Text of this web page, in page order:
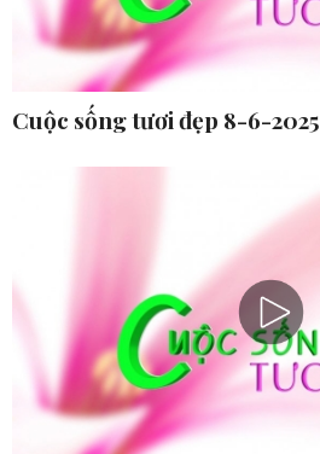
Cuộc sống tươi đẹp 8-6-2025